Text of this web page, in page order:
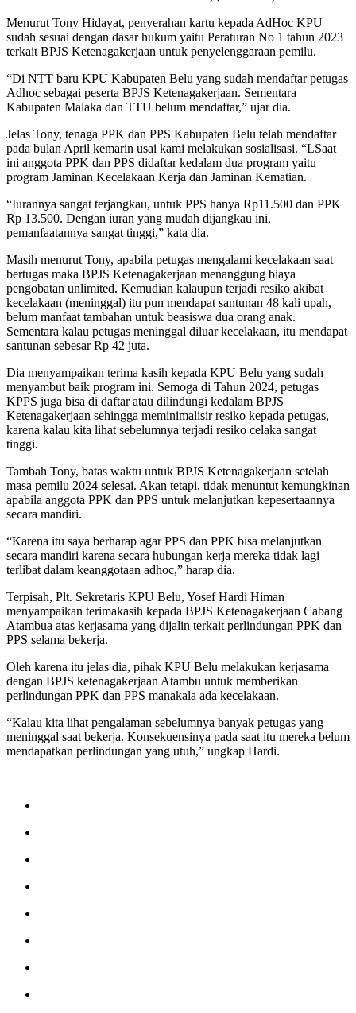
Menurut Tony Hidayat, penyerahan kartu kepada AdHoc KPU
sudah sesuai dengan dasar hukum yaitu Peraturan No 1 tahun 2023
terkait BPJS Ketenagakerjaan untuk penyelenggaraan pemilu.
“Di NTT baru KPU Kabupaten Belu yang sudah mendaftar petugas
Adhoc sebagai peserta BPJS Ketenagakerjaan. Sementara
Kabupaten Malaka dan TTU belum mendaftar,” ujar dia.
Jelas Tony, tenaga PPK dan PPS Kabupaten Belu telah mendaftar
pada bulan April kemarin usai kami melakukan sosialisasi. “LSaat
ini anggota PPK dan PPS didaftar kedalam dua program yaitu
program Jaminan Kecelakaan Kerja dan Jaminan Kematian.
“Iurannya sangat terjangkau, untuk PPS hanya Rp11.500 dan PPK
Rp 13.500. Dengan iuran yang mudah dijangkau ini,
pemanfaatannya sangat tinggi,” kata dia.
Masih menurut Tony, apabila petugas mengalami kecelakaan saat
bertugas maka BPJS Ketenagakerjaan menanggung biaya
pengobatan unlimited. Kemudian kalaupun terjadi resiko akibat
kecelakaan (meninggal) itu pun mendapat santunan 48 kali upah,
belum manfaat tambahan untuk beasiswa dua orang anak.
Sementara kalau petugas meninggal diluar kecelakaan, itu mendapat
santunan sebesar Rp 42 juta.
Dia menyampaikan terima kasih kepada KPU Belu yang sudah
menyambut baik program ini. Semoga di Tahun 2024, petugas
KPPS juga bisa di daftar atau dilindungi kedalam BPJS
Ketenagakerjaan sehingga meminimalisir resiko kepada petugas,
karena kalau kita lihat sebelumnya terjadi resiko celaka sangat
tinggi.
Tambah Tony, batas waktu untuk BPJS Ketenagakerjaan setelah
masa pemilu 2024 selesai. Akan tetapi, tidak menuntut kemungkinan
apabila anggota PPK dan PPS untuk melanjutkan kepesertaannya
secara mandiri.
“Karena itu saya berharap agar PPS dan PPK bisa melanjutkan
secara mandiri karena secara hubungan kerja mereka tidak lagi
terlibat dalam keanggotaan adhoc,” harap dia.
Terpisah, Plt. Sekretaris KPU Belu, Yosef Hardi Himan
menyampaikan terimakasih kepada BPJS Ketenagakerjaan Cabang
Atambua atas kerjasama yang dijalin terkait perlindungan PPK dan
PPS selama bekerja.
Oleh karena itu jelas dia, pihak KPU Belu melakukan kerjasama
dengan BPJS ketenagakerjaan Atambu untuk memberikan
perlindungan PPK dan PPS manakala ada kecelakaan.
“Kalau kita lihat pengalaman sebelumnya banyak petugas yang
meninggal saat bekerja. Konsekuensinya pada saat itu mereka belum
mendapatkan perlindungan yang utuh,” ungkap Hardi.